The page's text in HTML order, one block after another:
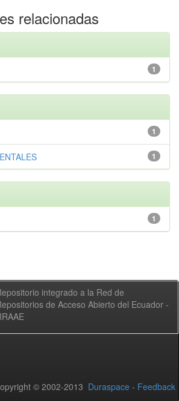
relacionadas
1
1
1
1
integrado a la Red de
de Acceso Abierto del Ecuador -
© 2002-2013 Duraspace - Feedback